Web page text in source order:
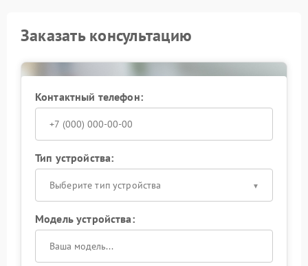
Заказать консультацию
Контактный телефон:
Тип устройства:
Выберите тип устройства
Модель устройства: